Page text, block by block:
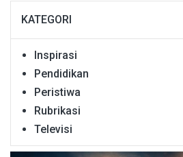
KATEGORI
Inspirasi
Pendidikan
Peristiwa
Rubrikasi
Televisi